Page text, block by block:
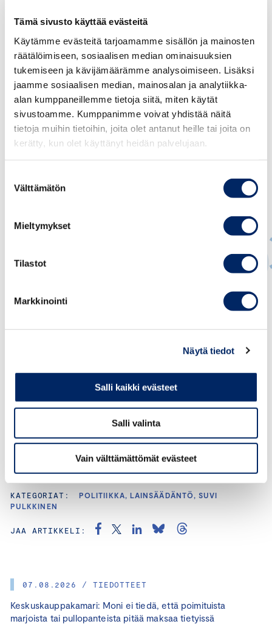
Tämä sivusto käyttää evästeitä
Käytämme evästeitä tarjoamamme sisällön ja mainosten
räätälöimiseen, sosiaalisen median ominaisuuksien
tukemiseen ja kävijämäärämme analysoimiseen. Lisäksi
jaamme sosiaalisen median, mainosalan ja analytiikka-
alan kumppaneillemme tietoja siitä, miten käytät
sivustoamme. Kumppanimme voivat yhdistää näitä
tietoja muihin tietoihin, joita olet antanut heille tai joita on
kerätty, kun olet käyttänyt heidän palvelujaan.
valinta
Välttämätön
Mieltymykset
Tilastot
Markkinointi
Näytä tiedot
Salli kaikki evästeet
Salli valinta
Vain välttämättömät evästeet
07.08.2026 / TIEDOTTEET
Keskuskauppakamari: Moni ei tiedä, että poimituista
marjoista tai pullopanteista pitää maksaa tietyissä
välittyy näille ihmisille viesti, että he ovat tänne
toivottuja ja tervetulleita. Se osoitetaan tekojen kautta”,
Pulkkinen sanoo.
Suvi Pulkkinen
KATEGORIAT:
POLITIIKKA, LAINSÄÄDÄNTÖ, SUVI
PULKKINEN
JAA ARTIKKELI: